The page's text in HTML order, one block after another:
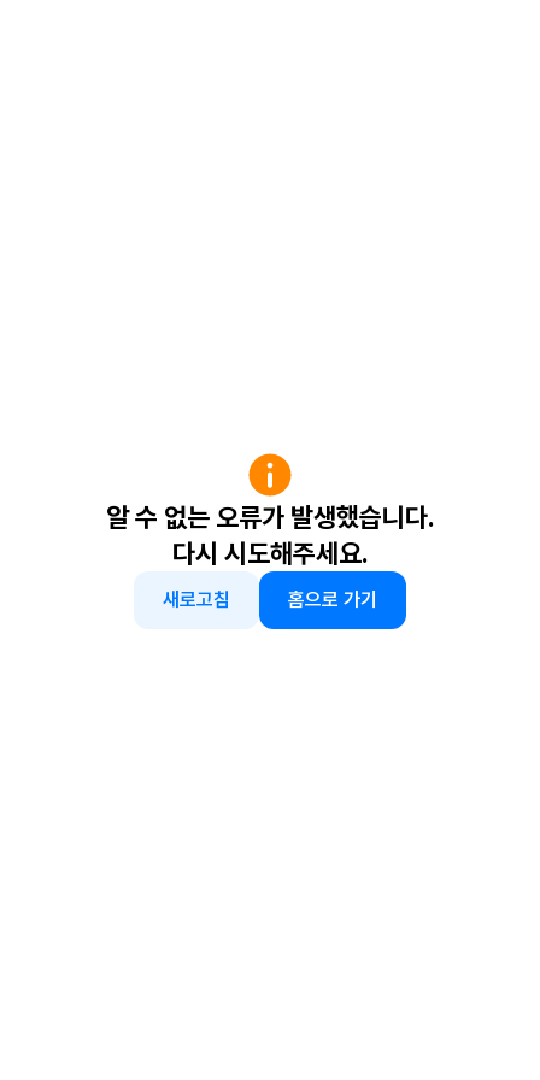
알 수 없는 오류가 발생했습니다.
다시 시도해주세요.
새로고침 홈으로 가기